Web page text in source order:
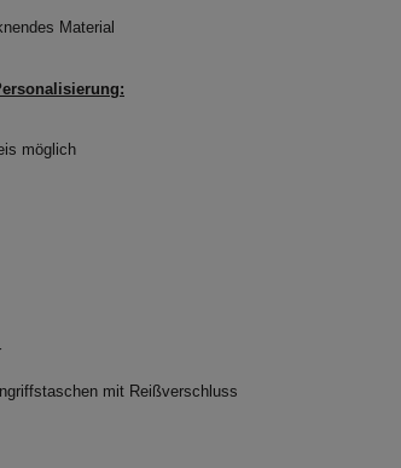
Material
möglich
mit Reißverschluss